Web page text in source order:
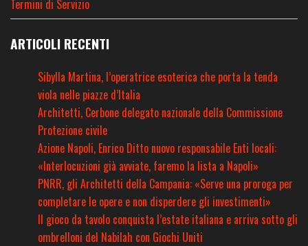
Termini di Servizio
ARTICOLI RECENTI
Sibylla Martina, l’operatrice esoterica che porta la tenda
viola nelle piazze d’Italia
Architetti, Cerbone delegato nazionale della Commissione
Protezione civile
Azione Napoli, Enrico Ditto nuovo responsabile Enti locali:
«Interlocuzioni già avviate, faremo la lista a Napoli»
PNRR, gli Architetti della Campania: «Serve una proroga per
completare le opere e non disperdere gli investimenti»
Il gioco da tavolo conquista l’estate italiana e arriva sotto gli
ombrelloni del Nabilah con Giochi Uniti